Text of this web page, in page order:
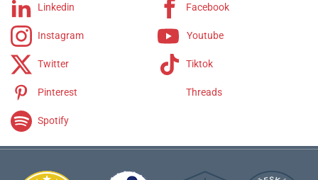
Linkedin Facebook
Instagram Youtube
Twitter Tiktok
Pinterest Threads
Spotify